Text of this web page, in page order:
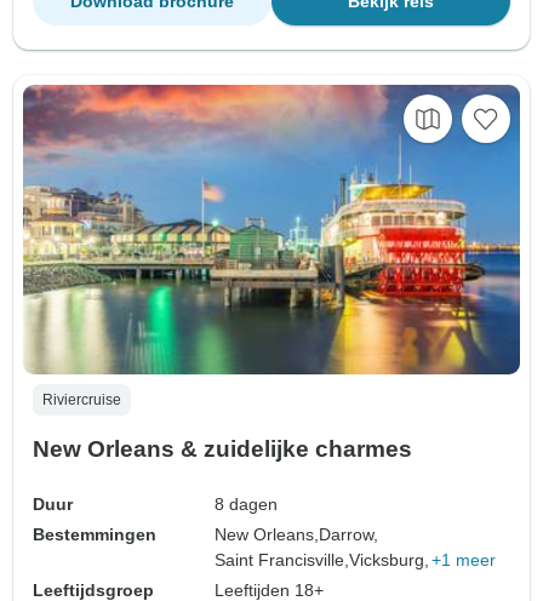
Riviercruise
New Orleans & zuidelijke charmes
Duur
8 dagen
Bestemmingen
New Orleans,Darrow,
Saint Francisville,Vicksburg, +1 meer
Leeftijdsgroep
Leeftijden 18+